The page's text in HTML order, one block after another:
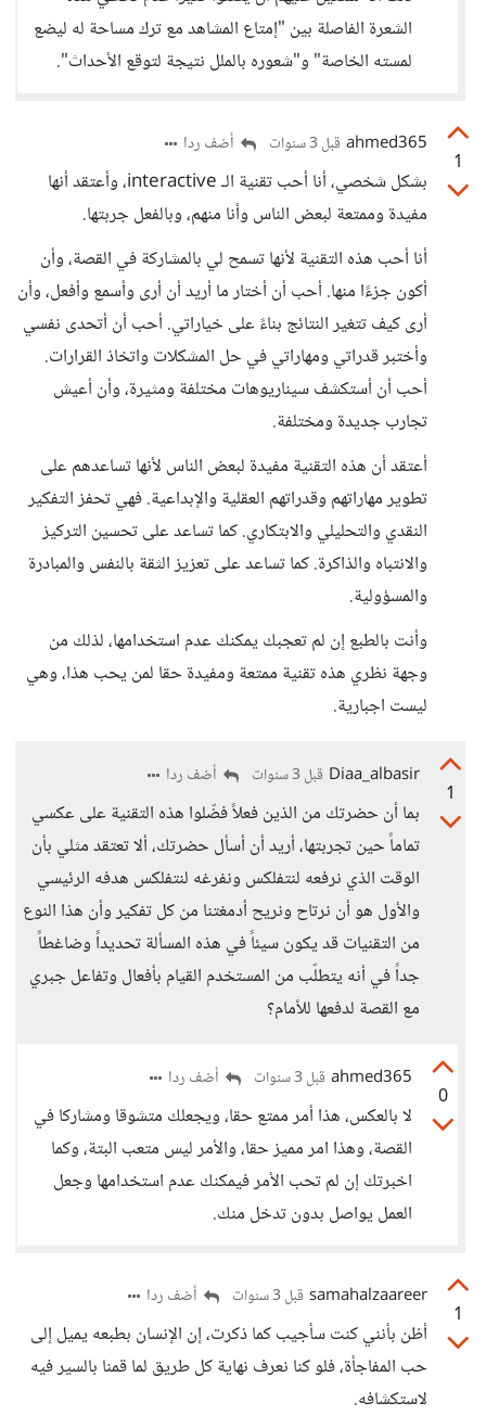
الشعرة الفاصلة بين "إمتاع المشاهد مع ترك مساحة له ليضع
لمسته الخاصة" و"شعوره بالملل نتيجة لتوقع الأحداث".
1
ahmed365 قبل 3 سنوات أضف ردا
بشكل شخصي، أنا أحب تقنية الـ interactive، وأعتقد أنها
مفيدة وممتعة لبعض الناس وأنا منهم، وبالفعل جربتها.
أنا أحب هذه التقنية لأنها تسمح لي بالمشاركة في القصة، وأن
أكون جزءًا منها. أحب أن أختار ما أريد أن أرى وأسمع وأفعل، وأن
أرى كيف تتغير النتائج بناءً على خياراتي. أحب أن أتحدى نفسي
وأختبر قدراتي ومهاراتي في حل المشكلات واتخاذ القرارات.
أحب أن أستكشف سيناريوهات مختلفة ومثيرة، وأن أعيش
تجارب جديدة ومختلفة.
أعتقد أن هذه التقنية مفيدة لبعض الناس لأنها تساعدهم على
تطوير مهاراتهم وقدراتهم العقلية والإبداعية. فهي تحفز التفكير
النقدي والتحليلي والابتكاري. كما تساعد على تحسين التركيز
والانتباه والذاكرة. كما تساعد على تعزيز الثقة بالنفس والمبادرة
والمسؤولية.
وأنت بالطبع إن لم تعجبك يمكنك عدم استخدامها، لذلك من
وجهة نظري هذه تقنية ممتعة ومفيدة حقا لمن يحب هذا، وهي
ليست اجبارية.
1
Diaa_albasir قبل 3 سنوات أضف ردا
بما أن حضرتك من الذين فعلاً فضّلوا هذه التقنية على عكسي
تماماً حين تجربتها، أريد أن أسأل حضرتك، ألا تعتقد مثلي بأن
الوقت الذي نرفعه لنتفلكس ونفرغه لنتفلكس هدفه الرئيسي
والأول هو أن نرتاح ونريح أدمغتنا من كل تفكير وأن هذا النوع
من التقنيات قد يكون سيئاً في هذه المسألة تحديداً وضاغطاً
جداً في أنه يتطلّب من المستخدم القيام بأفعال وتفاعل جبري
مع القصة لدفعها للأمام؟
0
ahmed365 قبل 3 سنوات أضف ردا
لا بالعكس، هذا أمر ممتع حقا، ويجعلك متشوقا ومشاركا في
القصة، وهذا امر مميز حقا، والأمر ليس متعب البتة، وكما
اخبرتك إن لم تحب الأمر فيمكنك عدم استخدامها وجعل
العمل يواصل بدون تدخل منك.
1
samahalzaareer قبل 3 سنوات أضف ردا
أظن بأنني كنت سأجيب كما ذكرت، إن الإنسان بطبعه يميل إلى
حب المفاجأة، فلو كنا نعرف نهاية كل طريق لما قمنا بالسير فيه
لاستكشافه.